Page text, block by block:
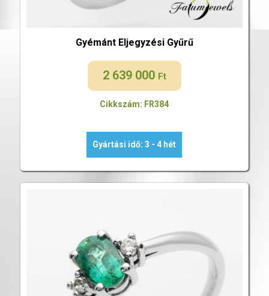
Gyémánt Eljegyzési Gyűrű
2 639 000 Ft
Cikkszám: FR384
Gyártási idő: 3 - 4 hét